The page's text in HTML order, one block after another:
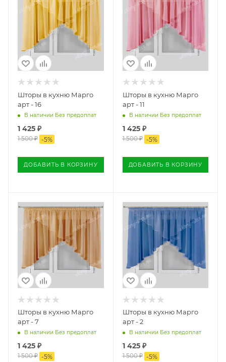
Шторы в кухню Марго
арт - 16
В наличии Без предоплат
1 425 ₽
1 500₽ -5%
ДОБАВИТЬ В КОРЗИНУ
Шторы в кухню Марго
арт - 11
В наличии Без предоплат
1 425₽
1 500₽ -5%
ДОБАВИТЬ В КОРЗИНУ
Шторы в кухню Марго
арт - 7
В наличии Без предоплат
1 425 ₽
1 500₽ -5%
Шторы в кухню Марго
арт - 2
В наличии Без предоплат
1 425₽
1 500₽ -5%